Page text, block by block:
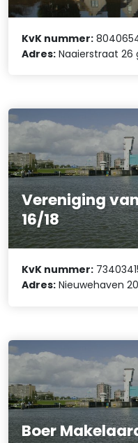
KvK nummer:
Adres: Naaierstraat 26
Vereniging
16/18
KvK nummer:
Adres: Nieuwehaven
Boer